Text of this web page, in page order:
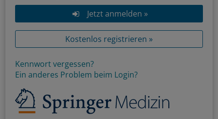
Jetzt anmelden »
Kostenlos registrieren »
Kennwort vergessen?
Ein anderes Problem beim Login?